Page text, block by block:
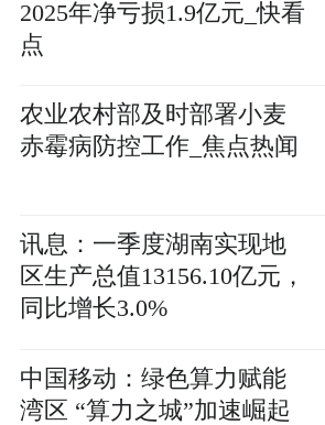
2025年净亏损1.9亿元_快看
点
农业农村部及时部署小麦
赤霉病防控工作_焦点热闻
讯息：一季度湖南实现地
区生产总值13156.10亿元，
同比增长3.0%
中国移动：绿色算力赋能
湾区 “算力之城”加速崛起